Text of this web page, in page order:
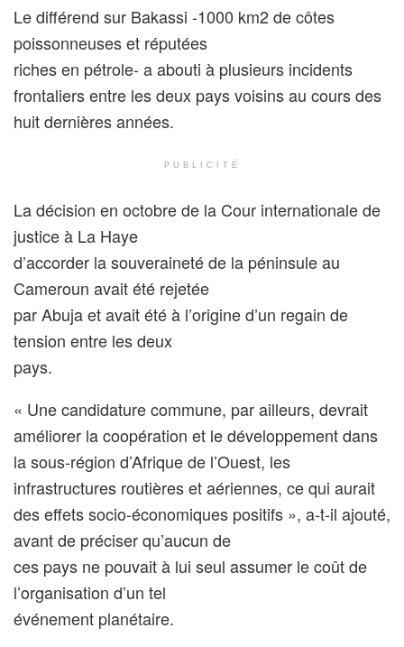
Le différend sur Bakassi -1000 km2 de côtes
poissonneuses et réputées
riches en pétrole- a abouti à plusieurs incidents
frontaliers entre les deux pays voisins au cours des
huit dernières années.
PUBLICITÉ
La décision en octobre de la Cour internationale de
justice à La Haye
d’accorder la souveraineté de la péninsule au
Cameroun avait été rejetée
par Abuja et avait été à l’origine d’un regain de
tension entre les deux
pays.
« Une candidature commune, par ailleurs, devrait
améliorer la coopération et le développement dans
la sous-région d’Afrique de l’Ouest, les
infrastructures routières et aériennes, ce qui aurait
des effets socio-économiques positifs », a-t-il ajouté,
avant de préciser qu’aucun de
ces pays ne pouvait à lui seul assumer le coût de
l’organisation d’un tel
événement planétaire.